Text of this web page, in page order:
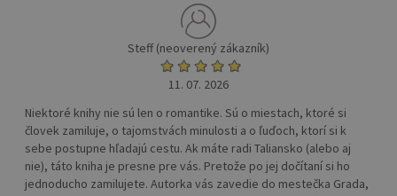
Steff (neoverený zákazník)
11. 07. 2026
Niektoré knihy nie sú len o romantike. Sú o miestach, ktoré si
človek zamiluje, o tajomstvách minulosti a o ľuďoch, ktorí si k
sebe postupne hľadajú cestu. Ak máte radi Taliansko (alebo aj
nie), táto kniha je presne pre vás. Pretože po jej dočítaní si ho
jednoducho zamilujete. Autorka vás zavedie do mestečka Grada,